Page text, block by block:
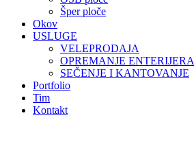
Šper ploče
Okov
USLUGE
VELEPRODAJA
OPREMANJE ENTERIJERA
SEČENJE I KANTOVANJE
Portfolio
Tim
Kontakt